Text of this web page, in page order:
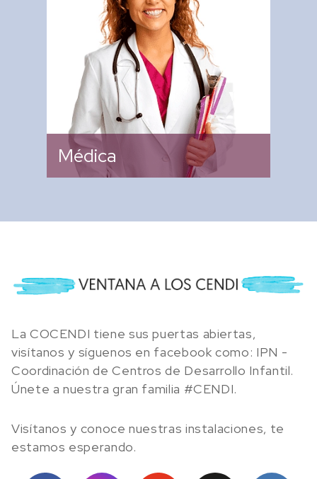
Médica
salud y las actividades de
hábitos de higiene que se
aplican en los CENDI que
favorezcan la salud de la
comunidad infantil.
La COCENDI tiene sus puertas abiertas,
visítanos y síguenos en facebook como: IPN -
Coordinación de Centros de Desarrollo Infantil.
Únete a nuestra gran familia #CENDI.
Visítanos y conoce nuestras instalaciones, te
estamos esperando.